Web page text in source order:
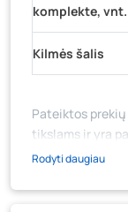
komplekte, vnt.
Kilmės šalis
Pateiktos
tikslams ir yra
prekių ir jų
aprašymu) yra
Rodyti daugiau